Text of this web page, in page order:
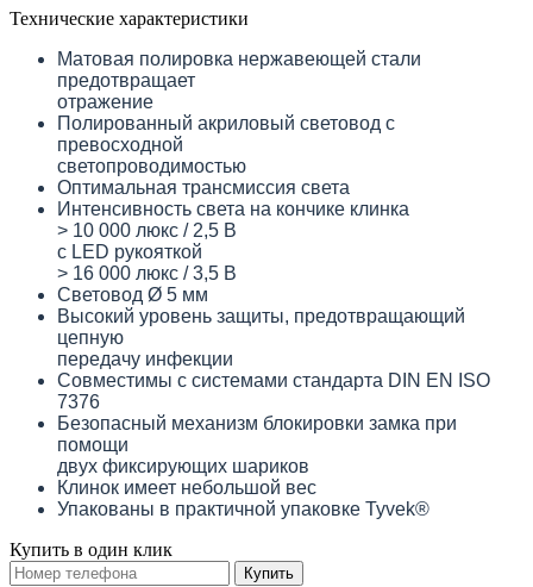
Технические характеристики
Матовая полировка нержавеющей стали
предотвращает
отражение
Полированный акриловый световод с
превосходной
светопроводимостью
Оптимальная трансмиссия света
Интенсивность света на кончике клинка
> 10 000 люкс / 2,5 B
с LED рукояткой
> 16 000 люкс / 3,5 B
Световод Ø 5 мм
Высокий уровень защиты, предотвращающий
цепную
передачу инфекции
Совместимы с системами стандарта DIN EN ISO
7376
Безопасный механизм блокировки замка при
помощи
двух фиксирующих шариков
Клинок имеет небольшой вес
Упакованы в практичной упаковке Tyvek®
Купить в один клик
Купить